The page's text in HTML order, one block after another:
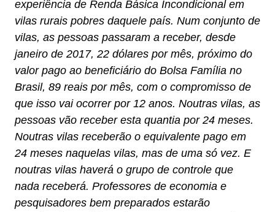
experiência de Renda Básica Incondicional em
vilas rurais pobres daquele país. Num conjunto de
vilas, as pessoas passaram a receber, desde
janeiro de 2017, 22 dólares por mês, próximo do
valor pago ao beneficiário do Bolsa Família no
Brasil, 89 reais por mês, com o compromisso de
que isso vai ocorrer por 12 anos. Noutras vilas, as
pessoas vão receber esta quantia por 24 meses.
Noutras vilas receberão o equivalente pago em
24 meses naquelas vilas, mas de uma só vez. E
noutras vilas haverá o grupo de controle que
nada receberá. Professores de economia e
pesquisadores bem preparados estarão